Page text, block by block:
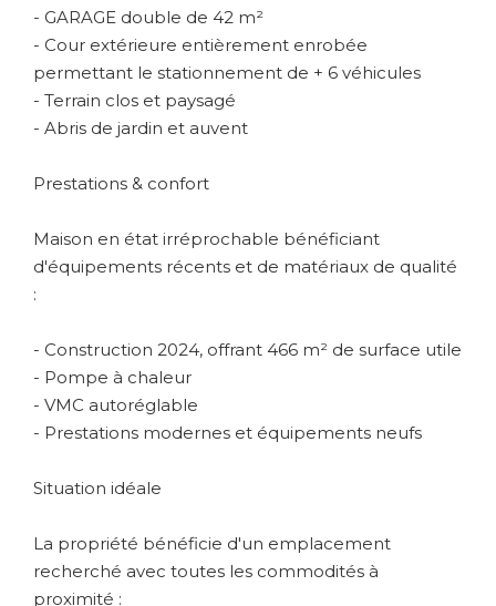
- GARAGE double de 42 m²
- Cour extérieure entièrement enrobée
permettant le stationnement de + 6 véhicules
- Terrain clos et paysagé
- Abris de jardin et auvent
Prestations & confort
Maison en état irréprochable bénéficiant
d'équipements récents et de matériaux de qualité
:
- Construction 2024, offrant 466 m² de surface utile
- Pompe à chaleur
- VMC autoréglable
- Prestations modernes et équipements neufs
Situation idéale
La propriété bénéficie d'un emplacement
recherché avec toutes les commodités à
proximité :